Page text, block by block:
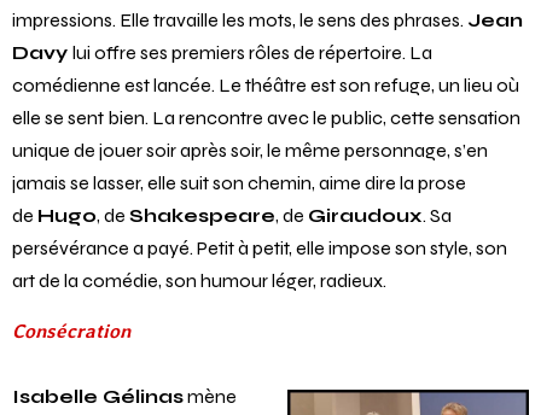
impressions. Elle travaille les mots, le sens des phrases. Jean
Davy lui offre ses premiers rôles de répertoire. La
comédienne est lancée. Le théâtre est son refuge, un lieu où
elle se sent bien. La rencontre avec le public, cette sensation
unique de jouer soir après soir, le même personnage, s’en
jamais se lasser, elle suit son chemin, aime dire la prose
de Hugo, de Shakespeare, de Giraudoux. Sa
persévérance a payé. Petit à petit, elle impose son style, son
art de la comédie, son humour léger, radieux.
Consécration
Isabelle Gélinasmène